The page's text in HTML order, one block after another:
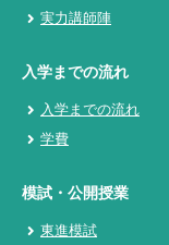
実力講師陣
入学までの流れ
入学までの流れ
学費
模試・公開授業
東進模試